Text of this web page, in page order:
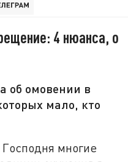
4 нюанса, о
об омовении в
мало, кто
многие